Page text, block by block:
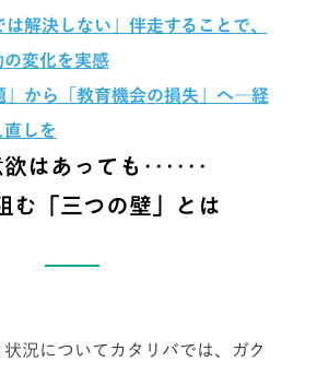
は解決しない」伴走することで、
変化を実感
」から「教育機会の損失」へ―経
直しを
はあっても･･････
む「三つの壁」とは
況についてカタリバでは、ガク